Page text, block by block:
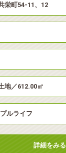
栄町54-11、12
地／612.00㎡
ルライフ
詳細をみる